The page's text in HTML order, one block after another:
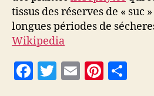
tissus des réserves de « suc
longues périodes de
Wikipedia
F
T
E
Pi